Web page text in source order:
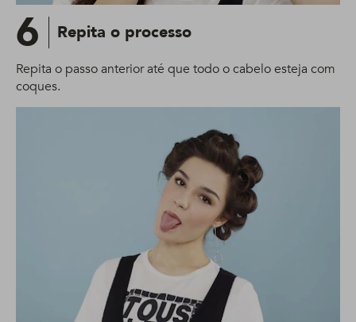
6 Repita o processo
Repita o passo anterior até que todo o cabelo esteja com
coques.